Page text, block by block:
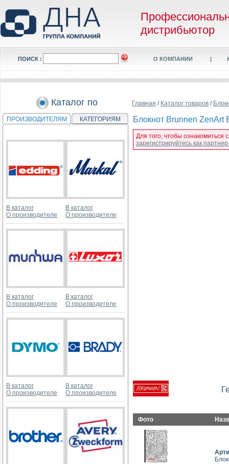
дистрибьютор
ПОИСК : О КОМПАНИИ |
Каталог по
ПРОИЗВОДИТЕЛЯМ КАТЕГОРИЯМ
В каталог
О производителе
В каталог
О производителе
В каталог
О производителе
В каталог
О производителе
В каталог
О производителе
В каталог
О производителе
Главная / Каталог товаров /
Блокнот Brunnen ZenArt
Для того, чтобы ознакомиться
зарегистрируйтесь как
Фото